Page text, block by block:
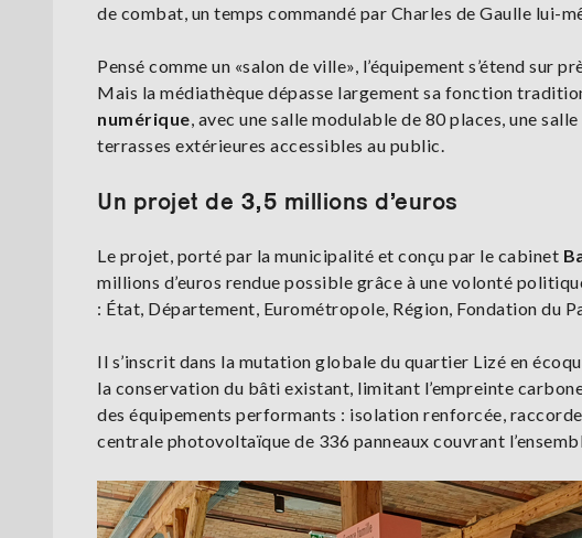
de combat, un temps commandé par Charles de Gaulle lui-
Pensé comme un «salon de ville», l’équipement s’étend sur
Mais la médiathèque dépasse largement sa fonction
numérique , avec une salle modulable de 80 places, une
terrasses extérieures accessibles au public.
Un projet de 3,5 millions d’euros
Le projet, porté par la municipalité et conçu par le cabinet
millions d’euros rendue possible grâce à une volonté
: État, Département, Eurométropole, Région, Fondation du
Il s’inscrit dans la mutation globale du quartier Lizé en
la conservation du bâti existant, limitant l’empreinte
des équipements performants : isolation renforcée,
centrale photovoltaïque de 336 panneaux couvrant